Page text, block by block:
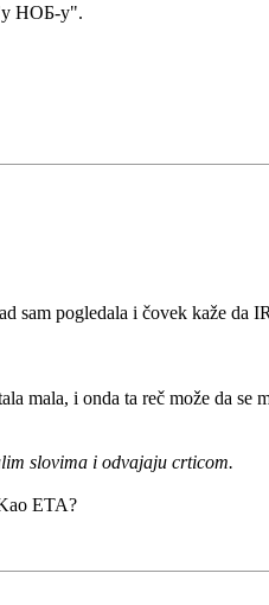
НОБ-у".
sam pogledala i čovek kaže
mala, i onda ta reč može da se
slovima i odvajaju crticom.
ETA?